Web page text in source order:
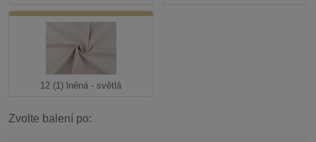
12 (1) lněná - světlá
Zvolte balení po: